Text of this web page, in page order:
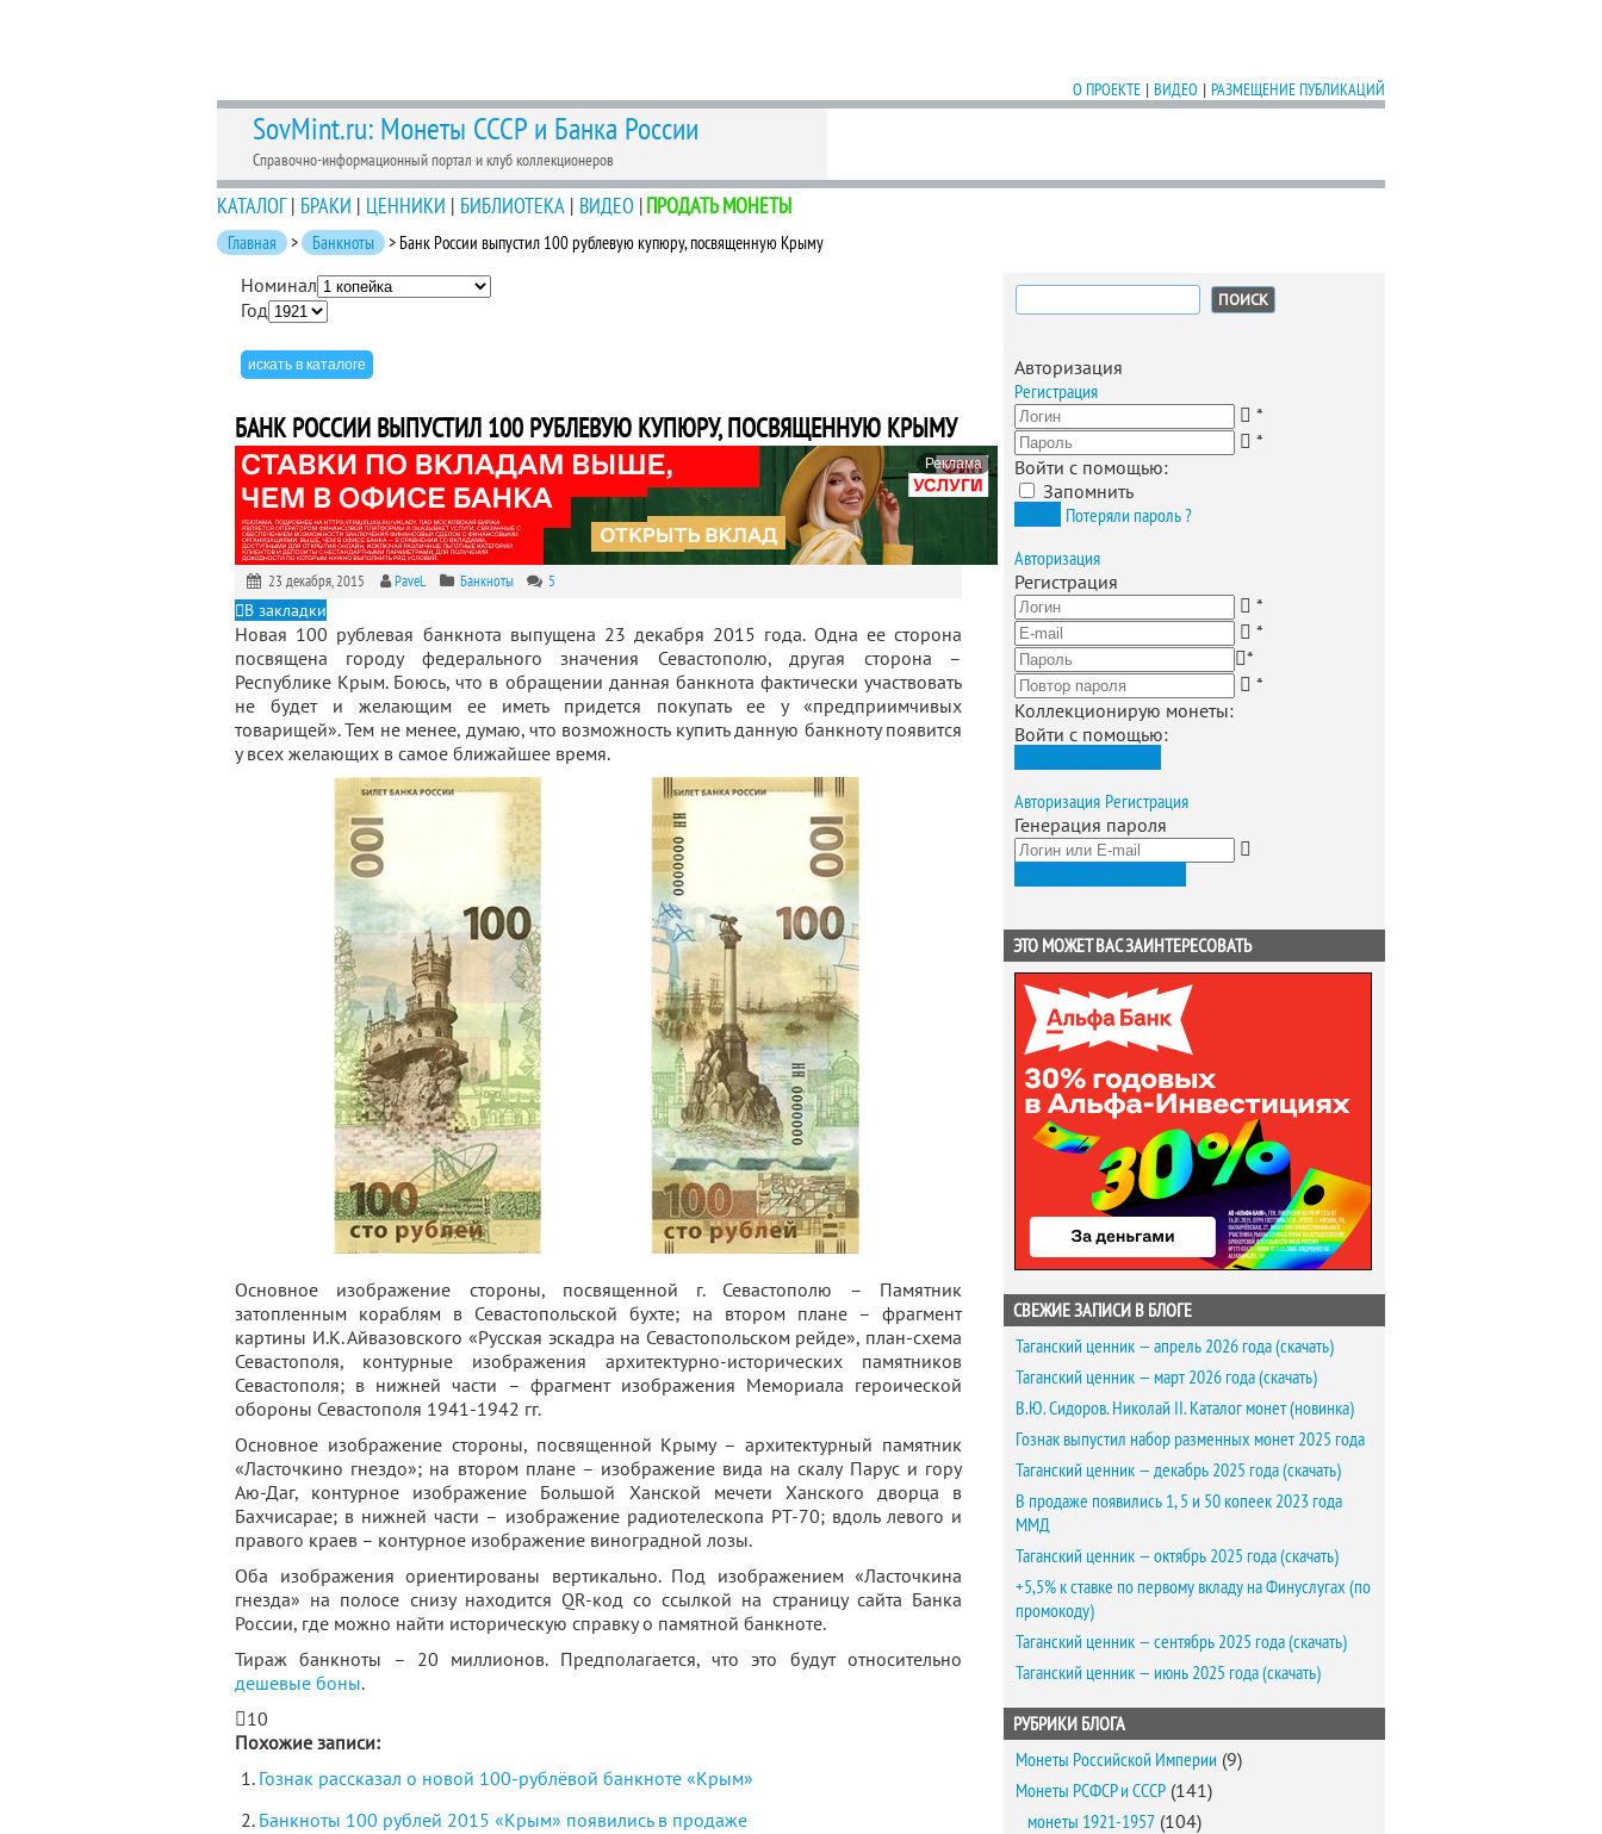
О ПРОЕКТЕ | ВИДЕО | РАЗМЕЩЕНИЕ ПУБЛИКАЦИЙ
SovMint.ru: Монеты СССР и Банка России
Справочно-информационный портал и клуб коллекционеров
КАТАЛОГ| БРАКИ | ЦЕННИКИ | БИБЛИОТЕКА | ВИДЕО |ПРОДАТЬ МОНЕТЫ
Главная > Банкноты > Банк России выпустил 100 рублевую купюру, посвященную Крыму
Номинал
Год
БАНК РОССИИ ВЫПУСТИЛ 100 РУБЛЕВУЮ КУПЮРУ, ПОСВЯЩЕННУЮ КРЫМУ
Реклама
23 декабря, 2015 PaveL Банкноты 5
В закладки
Новая 100 рублевая банкнота выпущена 23 декабря 2015 года. Одна ее сторона
посвящена городу федерального значения Севастополю, другая сторона –
Республике Крым. Боюсь, что в обращении данная банкнота фактически участвовать
не будет и желающим ее иметь придется покупать ее у «предприимчивых
товарищей». Тем не менее, думаю, что возможность купить данную банкноту появится
у всех желающих в самое ближайшее время.
Основное изображение стороны, посвященной г. Севастополю – Памятник
затопленным кораблям в Севастопольской бухте; на втором плане – фрагмент
картины И.К. Айвазовского «Русская эскадра на Севастопольском рейде», план-схема
Севастополя, контурные изображения архитектурно-исторических памятников
Севастополя; в нижней части – фрагмент изображения Мемориала героической
обороны Севастополя 1941-1942 гг.
Основное изображение стороны, посвященной Крыму – архитектурный памятник
«Ласточкино гнездо»; на втором плане – изображение вида на скалу Парус и гору
Аю-Даг, контурное изображение Большой Ханской мечети Ханского дворца в
Бахчисарае; в нижней части – изображение радиотелескопа РТ-70; вдоль левого и
правого краев – контурное изображение виноградной лозы.
Оба изображения ориентированы вертикально. Под изображением «Ласточкина
гнезда» на полосе снизу находится QR-код со ссылкой на страницу сайта Банка
России, где можно найти историческую справку о памятной банкноте.
Тираж банкноты – 20 миллионов. Предполагается, что это будут относительно
дешевые боны.
10
Похожие записи:
Гознак рассказал о новой 100-рублёвой банкноте «Крым»
Банкноты 100 рублей 2015 «Крым» появились в продаже
Найти:
Авторизация
Регистрация
*
*
Войти с помощью:
Запомнить
Потеряли пароль ?
Авторизация
Регистрация
*
*
*
*
Коллекционирую монеты:
Войти с помощью:
Авторизация Регистрация
Генерация пароля
ЭТО МОЖЕТ ВАС ЗАИНТЕРЕСОВАТЬ
СВЕЖИЕ ЗАПИСИ В БЛОГЕ
Таганский ценник — апрель 2026 года (скачать)
Таганский ценник — март 2026 года (скачать)
В.Ю. Сидоров. Николай II. Каталог монет (новинка)
Гознак выпустил набор разменных монет 2025 года
Таганский ценник — декабрь 2025 года (скачать)
В продаже появились 1, 5 и 50 копеек 2023 года
ММД
Таганский ценник — октябрь 2025 года (скачать)
+5,5% к ставке по первому вкладу на Финуслугах (по
промокоду)
Таганский ценник — сентябрь 2025 года (скачать)
Таганский ценник — июнь 2025 года (скачать)
РУБРИКИ БЛОГА
Монеты Российской Империи (9)
Монеты РСФСР и СССР (141)
монеты 1921-1957 (104)